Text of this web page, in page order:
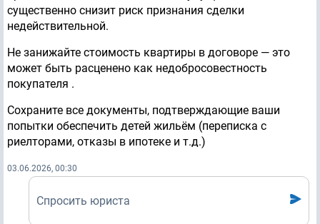
существенно снизит риск признания сделки
недействительной.
Не занижайте стоимость квартиры в договоре — это
может быть расценено как недобросовестность
покупателя .
Сохраните все документы, подтверждающие ваши
попытки обеспечить детей жильём (переписка с
риелторами, отказы в ипотеке и т.д.)
03.06.2026, 00:30
Спросить юриста